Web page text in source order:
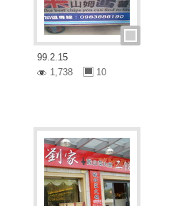
99.2.15
1,738
10